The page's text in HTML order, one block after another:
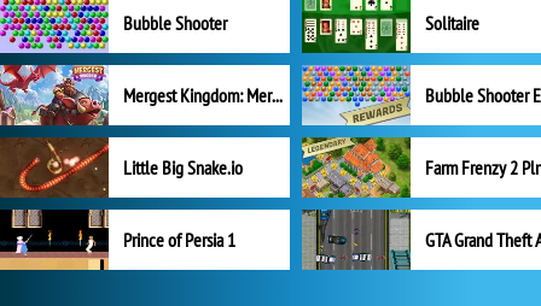
Bubble Shooter Solitaire
Mergest Kingdom: Merge Puzzle
Little Big Snake.io
Prince of Persia 1 GTA Grand Theft